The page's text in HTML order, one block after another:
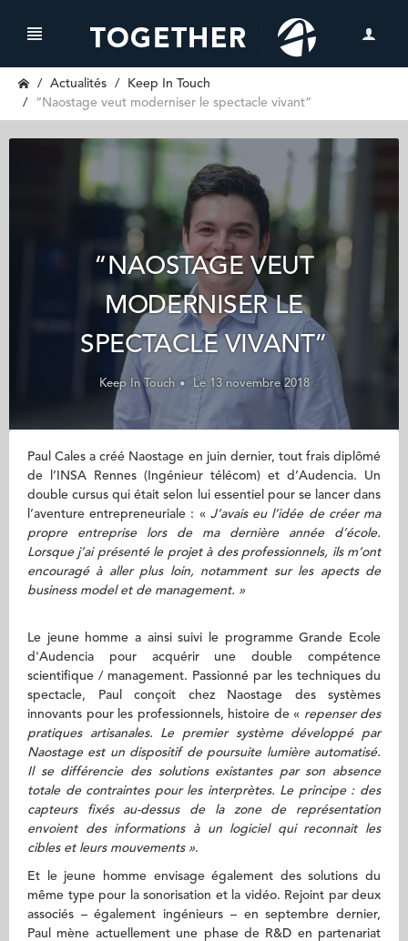
Actualités
Keep In Touch
“Naostage veut moderniser le spectacle vivant”
“NAOSTAGE VEUT
MODERNISER LE
SPECTACLE VIVANT”
Keep In Touch Le 13 novembre 2018
Paul Cales a créé Naostage en juin dernier, tout frais diplômé
de l’INSA Rennes (Ingénieur télécom) et d’Audencia. Un
double cursus qui était selon lui essentiel pour se lancer dans
l’aventure entrepreneuriale : « J’avais eu l’idée de créer ma
propre entreprise lors de ma dernière année d’école.
Lorsque j’ai présenté le projet à des professionnels, ils m’ont
encouragé à aller plus loin, notamment sur les apects de
business model et de management. »
Le jeune homme a ainsi suivi le programme Grande Ecole
d'Audencia pour acquérir une double compétence
scientifique / management. Passionné par les techniques du
spectacle, Paul conçoit chez Naostage des systèmes
innovants pour les professionnels, histoire de « repenser des
pratiques artisanales. Le premier système développé par
Naostage est un dispositif de poursuite lumière automatisé.
Il se différencie des solutions existantes par son absence
totale de contraintes pour les interprètes. Le principe : des
capteurs fixés au-dessus de la zone de représentation
envoient des informations à un logiciel qui reconnait les
cibles et leurs mouvements ».
Et le jeune homme envisage également des solutions du
même type pour la sonorisation et la vidéo. Rejoint par deux
associés – également ingénieurs – en septembre dernier,
Paul mène actuellement une phase de R&D en partenariat